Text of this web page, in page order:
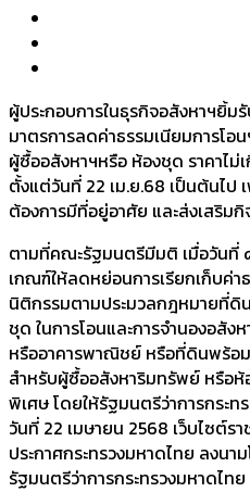
ผู้ประกอบการในธุรกิจอสังหาฯยิ้ม
มาตรการลดค่าธรรมเนียมการโอ
ผู้ซื้ออสังหาฯหรือ ห้องชุด ราคาไม่
ตั้งแต่วันที่ 22 เม.ย.68 เป็นต้นไป
ต้องการมีที่อยู่อาศัย และส่งเสริม
ตามที่คณะรัฐมนตรีมีมติ เมื่อวันที่
เกณฑ์ให้ลดหย่อนการเรียกเก็บค่า
นิติกรรมตามประมวลกฎหมายที่ดิ
ชุด ในการโอนและการจำนองอสั
หรืออาคารพาณิชย์ หรือที่ดินพร้อ
สำหรับผู้ซื้ออสังหาริมทรัพย์ หรือห้
พิเศษ โดยให้รัฐมนตรีว่าการกระท
วันที่ 22 เมษายน 2568 เว็บไซต์ร
ประกาศกระทรวงมหาดไทย ลงน
รัฐมนตรีว่าการกระทรวงมหาดไท